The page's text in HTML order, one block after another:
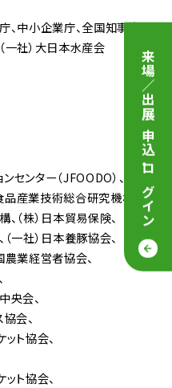
来場／出展 申込
・
ログイン
中小企業庁 全国知事会
（一社）大日本水産会
センター（JFOODO）
産業技術総合研究機構
（株）日本貿易保険
（一社）日本養豚協会
農業経営者協会
央会
協会
ット協会
ット協会